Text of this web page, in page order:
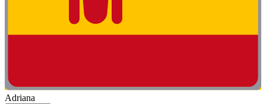
Adriana